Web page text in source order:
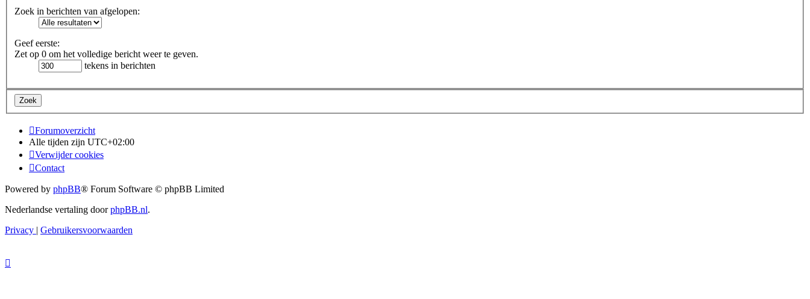
Zoek in berichten van afgelopen:
Geef eerste:
Zet op 0 om het volledige bericht weer te geven.
tekens in berichten
Forumoverzicht
Alle tijden zijn UTC+02:00
Verwijder cookies
Contact
Powered by phpBB® Forum Software © phpBB Limited
Nederlandse vertaling doorphpBB.nl.
Privacy | Gebruikersvoorwaarden